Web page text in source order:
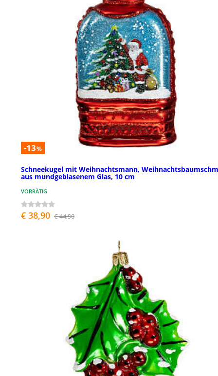
-13%
Schneekugel mit Weihnachtsmann,
aus mundgeblasenem Glas, 10 cm
VORRÄTIG
€ 38,90 € 44,90